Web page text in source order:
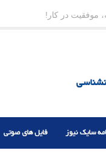
ولی شکست می‌خوریم؟
سایک نیوز فایل های صوتی